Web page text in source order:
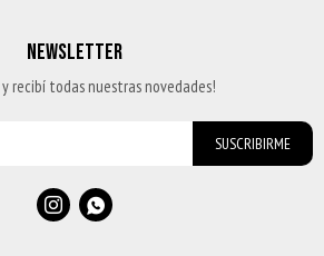
NEWSLETTER
y recibí todas nuestras novedades!
SUSCRIBIRME
 